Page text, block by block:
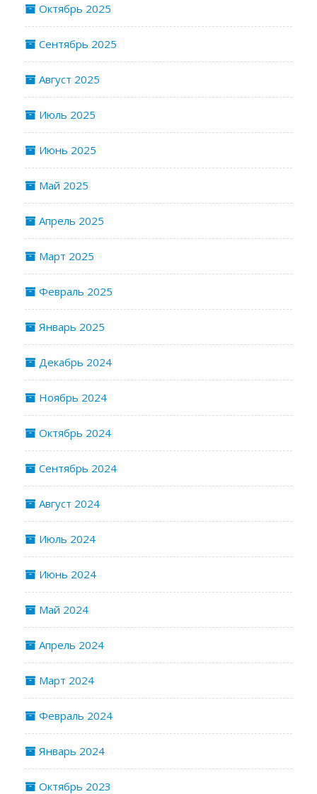
Октябрь 2025
Сентябрь 2025
Август 2025
Июль 2025
Июнь 2025
Май 2025
Апрель 2025
Март 2025
Февраль 2025
Январь 2025
Декабрь 2024
Ноябрь 2024
Октябрь 2024
Сентябрь 2024
Август 2024
Июль 2024
Июнь 2024
Май 2024
Апрель 2024
Март 2024
Февраль 2024
Январь 2024
Октябрь 2023